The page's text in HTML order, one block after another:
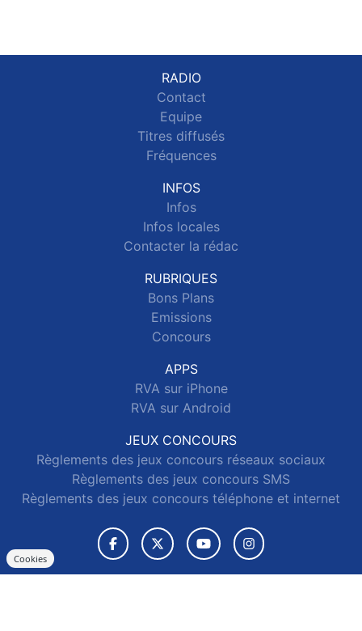
RADIO
Contact
Equipe
Titres diffusés
Fréquences
INFOS
Infos
Infos locales
Contacter la rédac
RUBRIQUES
Bons Plans
Emissions
Concours
APPS
RVA sur iPhone
RVA sur Android
JEUX CONCOURS
Règlements des jeux concours réseaux sociaux
Règlements des jeux concours SMS
Règlements des jeux concours téléphone et internet
Cookies